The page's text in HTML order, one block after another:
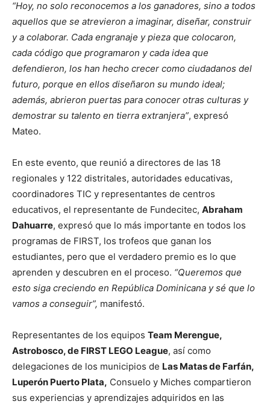
“Hoy, no solo reconocemos a los ganadores, sino a todos
aquellos que se atrevieron a imaginar, diseñar, construir
y a colaborar. Cada engranaje y pieza que colocaron,
cada código que programaron y cada idea que
defendieron, los han hecho crecer como ciudadanos del
futuro, porque en ellos diseñaron su mundo ideal;
además, abrieron puertas para conocer otras culturas y
demostrar su talento en tierra extranjera”, expresó
Mateo.
En este evento, que reunió a directores de las 18
regionales y 122 distritales, autoridades educativas,
coordinadores TIC y representantes de centros
educativos, el representante de Fundecitec, Abraham
Dahuarre, expresó que lo más importante en todos los
programas de FIRST, los trofeos que ganan los
estudiantes, pero que el verdadero premio es lo que
aprenden y descubren en el proceso. “Queremos que
esto siga creciendo en República Dominicana y sé que lo
vamos a conseguir”, manifestó.
Representantes de los equipos Team Merengue,
Astrobosco, de FIRST LEGO League, así como
delegaciones de los municipios de Las Matas de Farfán,
Luperón Puerto Plata, Consuelo y Miches compartieron
sus experiencias y aprendizajes adquiridos en las